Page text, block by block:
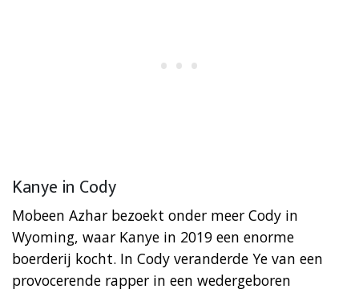
Kanye in Cody
Mobeen Azhar bezoekt onder meer Cody in
Wyoming, waar Kanye in 2019 een enorme
boerderij kocht. In Cody veranderde Ye van een
provocerende rapper in een wedergeboren